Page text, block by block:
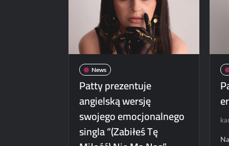
News
Patty prezentuje
angielską wersję
swojego emocjonalnego
singla “(Zabiłeś Tę